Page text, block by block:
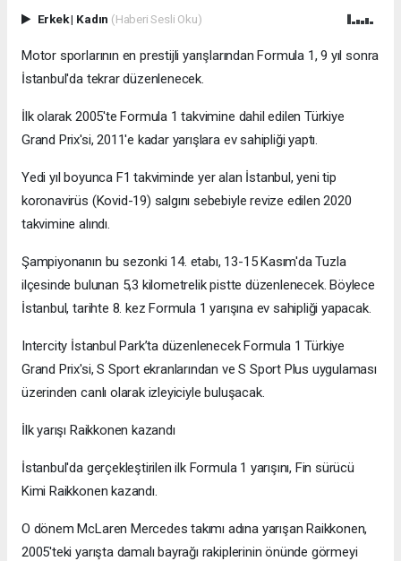
Erkek| Kadın (Haberi Sesli Oku)
Motor sporlarının en prestijli yarışlarından Formula 1, 9 yıl sonra
İstanbul'da tekrar düzenlenecek.
İlk olarak 2005'te Formula 1 takvimine dahil edilen Türkiye
Grand Prix'si, 2011'e kadar yarışlara ev sahipliği yaptı.
Yedi yıl boyunca F1 takviminde yer alan İstanbul, yeni tip
koronavirüs (Kovid-19) salgını sebebiyle revize edilen 2020
takvimine alındı.
Şampiyonanın bu sezonki 14. etabı, 13-15 Kasım'da Tuzla
ilçesinde bulunan 5,3 kilometrelik pistte düzenlenecek. Böylece
İstanbul, tarihte 8. kez Formula 1 yarışına ev sahipliği yapacak.
Intercity İstanbul Park’ta düzenlenecek Formula 1 Türkiye
Grand Prix'si, S Sport ekranlarından ve S Sport Plus uygulaması
üzerinden canlı olarak izleyiciyle buluşacak.
İlk yarışı Raikkonen kazandı
İstanbul'da gerçekleştirilen ilk Formula 1 yarışını, Fin sürücü
Kimi Raikkonen kazandı.
O dönem McLaren Mercedes takımı adına yarışan Raikkonen,
2005'teki yarışta damalı bayrağı rakiplerinin önünde görmeyi